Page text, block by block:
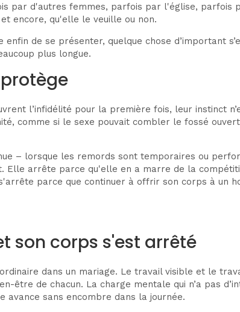
par d'autres femmes, parfois par l'église, parfois
encore, qu'elle le veuille ou non.
enfin de se présenter, quelque chose
plus longue.
protège
l’infidélité pour la première fois, leur instinct
comme si le sexe pouvait combler le fossé
– lorsque les remords sont temporaires ou
Elle arrête parce qu'elle en a marre de la
parce que continuer à offrir son corps à un
son corps s'est arrêté
dans un mariage. Le travail visible et le
être de chacun. La charge mentale qui n’a pas
sans encombre dans la journée.